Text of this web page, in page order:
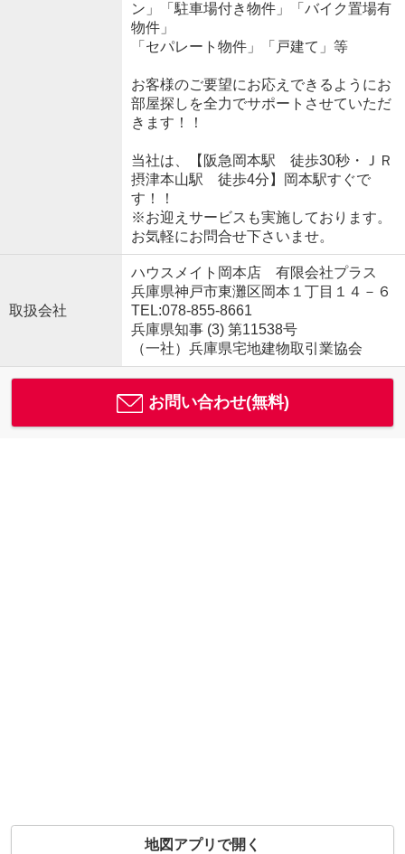
ン」「駐車場付き物件」「バイク置場有
物件」
「セパレート物件」「戸建て」等
お客様のご要望にお応えできるようにお
部屋探しを全力でサポートさせていただ
きます！！
当社は、【阪急岡本駅 徒歩30秒・ＪＲ
摂津本山駅 徒歩4分】岡本駅すぐで
す！！
※お迎えサービスも実施しております。
お気軽にお問合せ下さいませ。
取扱会社
ハウスメイト岡本店 有限会社プラス
兵庫県神戸市東灘区岡本１丁目１４－６
TEL:078-855-8661
兵庫県知事 (3) 第11538号
（一社）兵庫県宅地建物取引業協会
お問い合わせ(無料)
地図アプリで開く